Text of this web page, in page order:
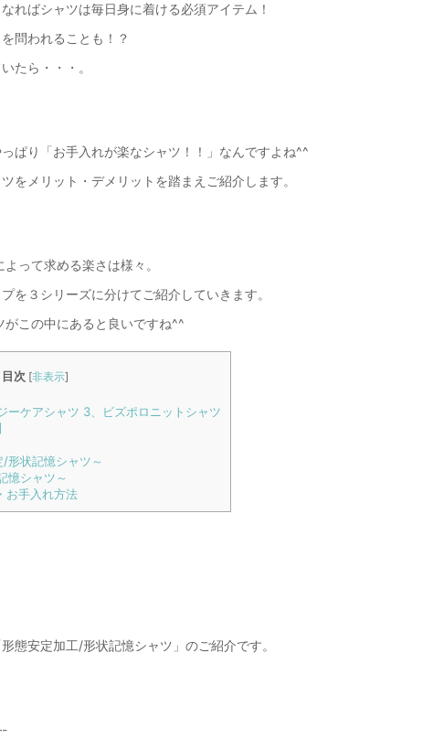
ればシャツは毎日身に着ける必須アイテム！
問われることも！？
たら・・・。
ぱり「お手入れが楽なシャツ！！」なんですよね^^
をメリット・デメリットを踏まえご紹介します。
って求める楽さは様々。
を３シリーズに分けてご紹介していきます。
がこの中にあると良いですね^^
目次 [非表示]
ーケアシャツ 3、ビズポロニットシャツ
形状記憶シャツ～
憶シャツ～
お手入れ方法
態安定加工/形状記憶シャツ」のご紹介です。